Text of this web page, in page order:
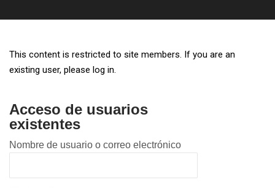
This content is restricted to site members. If you are an
existing user, please log in.
Acceso de usuarios
existentes
Nombre de usuario o correo electrónico